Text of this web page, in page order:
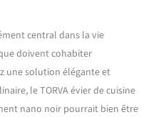
central dans la vie
doivent cohabiter
une solution élégante et
le TORVA évier de cuisine
nano noir pourrait bien être